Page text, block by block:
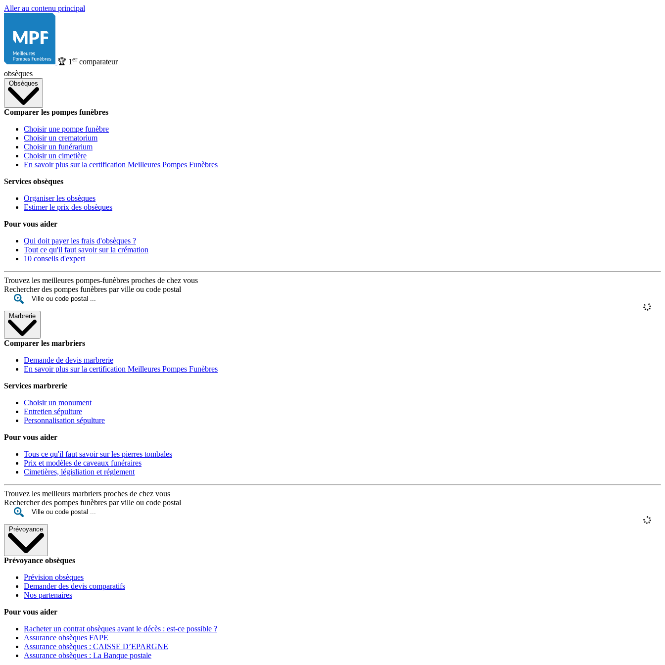
Aller au contenu principal
🏆 1 ercomparateur
obsèques
Obsèques
Comparer les pompes funèbres
Choisir une pompe funèbre
Choisir un crematorium
Choisir un funérarium
Choisir un cimetière
En savoir plus sur la certification Meilleures Pompes Funèbres
Services obsèques
Organiser les obsèques
Estimer le prix des obsèques
Pour vous aider
Qui doit payer les frais d'obsèques ?
Tout ce qu'il faut savoir sur la crémation
10 conseils d'expert
Trouvez les meilleures pompes-funèbres proches de chez vous
Rechercher des pompes funèbres par ville ou code postal
Marbrerie
Comparer les marbriers
Demande de devis marbrerie
En savoir plus sur la certification Meilleures Pompes Funèbres
Services marbrerie
Choisir un monument
Entretien sépulture
Personnalisation sépulture
Pour vous aider
Tous ce qu'il faut savoir sur les pierres tombales
Prix et modèles de caveaux funéraires
Cimetières, législiation et réglement
Trouvez les meilleurs marbriers proches de chez vous
Rechercher des pompes funèbres par ville ou code postal
Prévoyance
Prévoyance obsèques
Prévision obsèques
Demander des devis comparatifs
Nos partenaires
Pour vous aider
Racheter un contrat obsèques avant le décès : est-ce possible ?
Assurance obsèques FAPE
Assurance obsèques : CAISSE D’EPARGNE
Assurance obsèques : La Banque postale